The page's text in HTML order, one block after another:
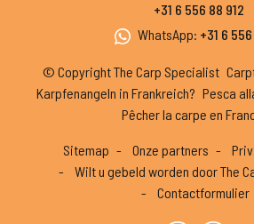
+31 6 556 88 912
WhatsApp: +31 6
© Copyright The Carp Specialist
Karpfenangeln in Frankreich? Pesca
Pêcher la carpe en
Sitemap Onze partners
Wilt u gebeld worden door The
Contactformulier